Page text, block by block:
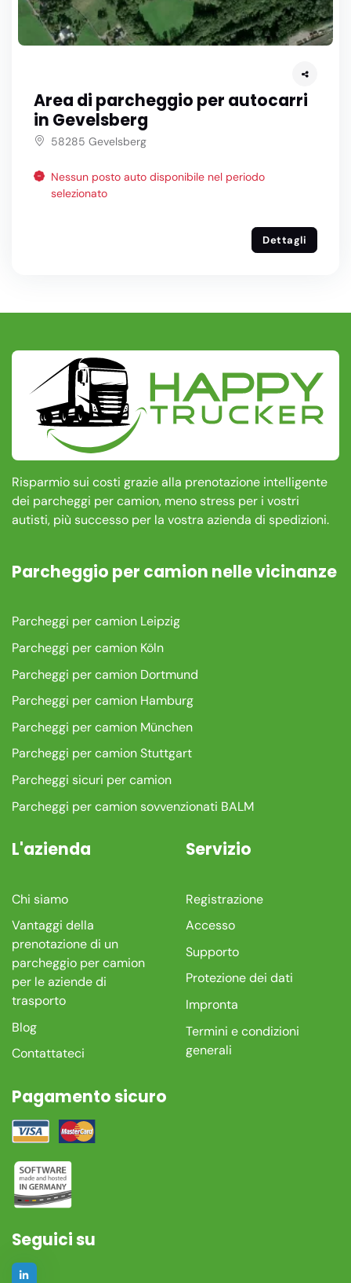
Area di parcheggio per autocarri
in Gevelsberg
58285 Gevelsberg
Nessun posto auto disponibile nel periodo
selezionato
Dettagli
Risparmio sui costi grazie alla prenotazione intelligente
dei parcheggi per camion, meno stress per i vostri
autisti, più successo per la vostra azienda di spedizioni.
Parcheggio per camion nelle vicinanze
Parcheggi per camion Leipzig
Parcheggi per camion Köln
Parcheggi per camion Dortmund
Parcheggi per camion Hamburg
Parcheggi per camion München
Parcheggi per camion Stuttgart
Parcheggi sicuri per camion
Parcheggi per camion sovvenzionati BALM
L'azienda
Chi siamo
Vantaggi della
prenotazione di un
parcheggio per camion
per le aziende di
trasporto
Blog
Contattateci
Servizio
Registrazione
Accesso
Supporto
Protezione dei dati
Impronta
Termini e condizioni
generali
Pagamento sicuro
Seguici su